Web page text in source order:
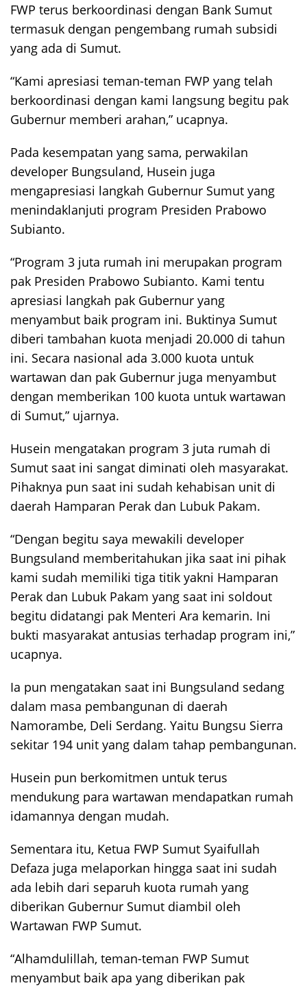
FWP terus berkoordinasi dengan Bank Sumut
termasuk dengan pengembang rumah subsidi
yang ada di Sumut.
“Kami apresiasi teman-teman FWP yang telah
berkoordinasi dengan kami langsung begitu pak
Gubernur memberi arahan,” ucapnya.
Pada kesempatan yang sama, perwakilan
developer Bungsuland, Husein juga
mengapresiasi langkah Gubernur Sumut yang
menindaklanjuti program Presiden Prabowo
Subianto.
“Program 3 juta rumah ini merupakan program
pak Presiden Prabowo Subianto. Kami tentu
apresiasi langkah pak Gubernur yang
menyambut baik program ini. Buktinya Sumut
diberi tambahan kuota menjadi 20.000 di tahun
ini. Secara nasional ada 3.000 kuota untuk
wartawan dan pak Gubernur juga menyambut
dengan memberikan 100 kuota untuk wartawan
di Sumut,” ujarnya.
Husein mengatakan program 3 juta rumah di
Sumut saat ini sangat diminati oleh masyarakat.
Pihaknya pun saat ini sudah kehabisan unit di
daerah Hamparan Perak dan Lubuk Pakam.
“Dengan begitu saya mewakili developer
Bungsuland memberitahukan jika saat ini pihak
kami sudah memiliki tiga titik yakni Hamparan
Perak dan Lubuk Pakam yang saat ini soldout
begitu didatangi pak Menteri Ara kemarin. Ini
bukti masyarakat antusias terhadap program ini,”
ucapnya.
Ia pun mengatakan saat ini Bungsuland sedang
dalam masa pembangunan di daerah
Namorambe, Deli Serdang. Yaitu Bungsu Sierra
sekitar 194 unit yang dalam tahap pembangunan.
Husein pun berkomitmen untuk terus
mendukung para wartawan mendapatkan rumah
idamannya dengan mudah.
Sementara itu, Ketua FWP Sumut Syaifullah
Defaza juga melaporkan hingga saat ini sudah
ada lebih dari separuh kuota rumah yang
diberikan Gubernur Sumut diambil oleh
Wartawan FWP Sumut.
“Alhamdulillah, teman-teman FWP Sumut
menyambut baik apa yang diberikan pak